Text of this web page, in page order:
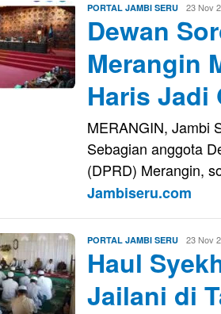
PORTAL JAMBI SERU Redaksi
23 Nov
Dewan
Merangin
Haris Jadi
MERANGIN, Jambi
Sebagian anggota
(DPRD) Merangin,
Jambiseru.com
PORTAL JAMBI SERU Redaksi
23 Nov
Haul
Jailani di